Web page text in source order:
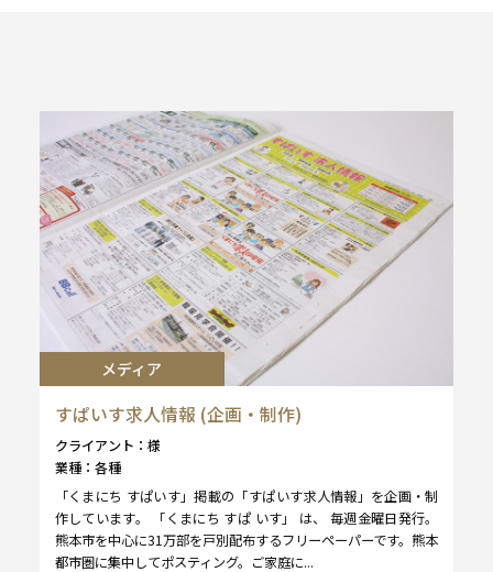
メディア
すぱいす求人情報 (企画・制作)
クライアント
様
業種
各種
「くまにち すぱいす」掲載の「すぱいす求人情報」を企画・制
作しています。 「くまにち すぱ いす」 は、 毎週金曜日発行。
熊本市を中心に31万部を戸別配布するフリーペーパーです。熊本
都市圏に集中してポスティング。ご家庭に...